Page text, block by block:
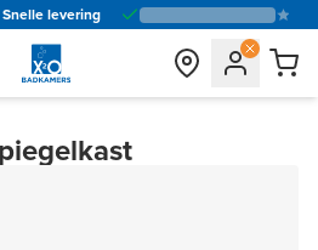
Snelle levering